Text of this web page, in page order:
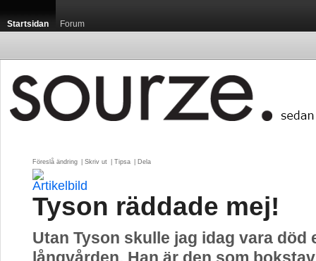
Startsidan Forum
Föreslå ändring Skriv ut Tipsa Dela
Tyson räddade mej!
Utan Tyson skulle jag idag vara död